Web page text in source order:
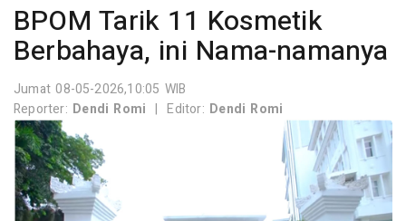
BPOM Tarik 11 Kosmetik
Berbahaya, ini Nama-namanya
Jumat 08-05-2026,10:05 WIB
Reporter: Dendi Romi | Editor: Dendi Romi